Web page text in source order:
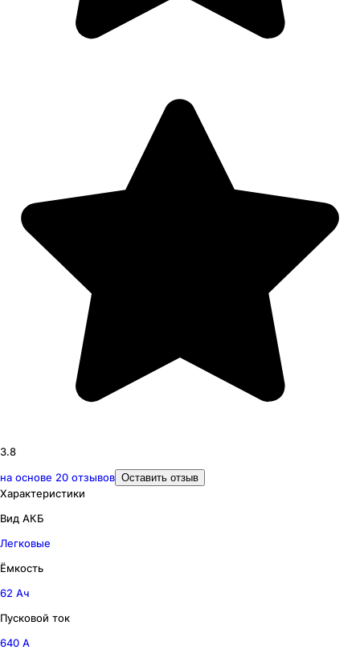
3.8
на основе 20 отзывов Оставить отзыв
Характеристики
Вид АКБ
Легковые
Ёмкость
62 Ач
Пусковой ток
640 А